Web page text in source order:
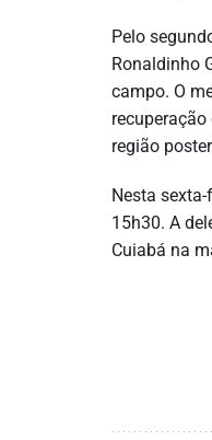
Pelo
Ronaldinho
campo. O
região
Nesta
15h30. A
Cuiabá na